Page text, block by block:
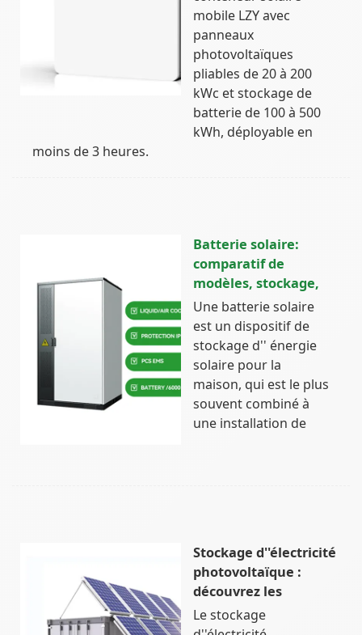
mobile LZY avec
panneaux
photovoltaïques
pliables de 20 à 200
kWc et stockage de
batterie de 100 à 500
kWh, déployable en
moins de 3 heures.
Batterie solaire:
comparatif de
modèles, stockage,
Une batterie solaire
est un dispositif de
stockage d'' énergie
solaire pour la
maison, qui est le plus
souvent combiné à
une installation de
Stockage d''électricité
photovoltaïque :
découvrez les
Le stockage